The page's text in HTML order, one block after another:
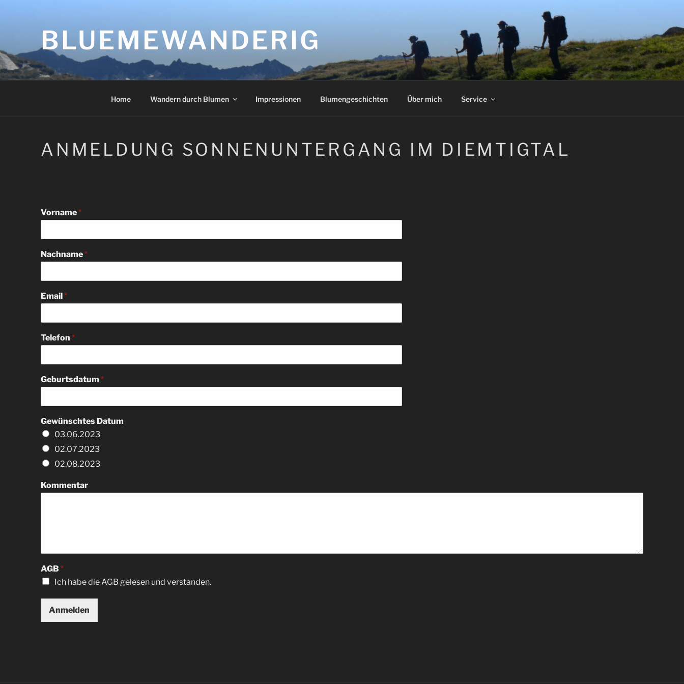
BLUEMEWANDERIG
Home Wandern durch Blumen Impressionen Blumengeschichten Über mich Service
ANMELDUNG SONNENUNTERGANG IM DIEMTIGTAL
Vorname*
Nachname*
Email*
Telefon *
Geburtsdatum *
Gewünschtes Datum
03.06.2023
02.07.2023
02.08.2023
Kommentar
AGB *
Ich habe die AGB gelesen und verstanden.
Anmelden